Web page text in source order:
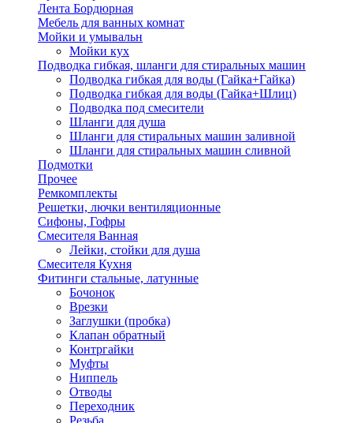
Лента Бордюрная
Мебель для ванных комнат
Мойки и умывальн
Мойки кух
Подводка гибкая, шланги для стиральных машин
Подводка гибкая для воды (Гайка+Гайка)
Подводка гибкая для воды (Гайка+Шлиц)
Подводка под смесители
Шланги для душа
Шланги для стиральных машин заливной
Шланги для стиральных машин сливной
Подмотки
Прочее
Ремкомплекты
Решетки, лючки вентиляционные
Сифоны, Гофры
Смесителя Ванная
Лейки, стойки для душа
Смесителя Кухня
Фитинги стальные, латунные
Бочонок
Врезки
Заглушки (пробка)
Клапан обратный
Контргайки
Муфты
Ниппель
Отводы
Переходник
Резьба